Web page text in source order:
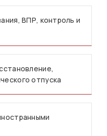
ВПР, контроль и
отпуска